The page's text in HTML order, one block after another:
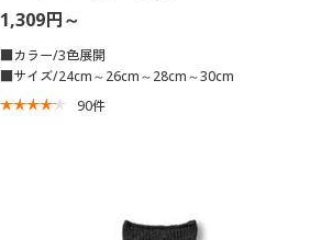
1,309円～
■カラー/3色展開
■サイズ/24cm～26cm～28cm～30cm
90件